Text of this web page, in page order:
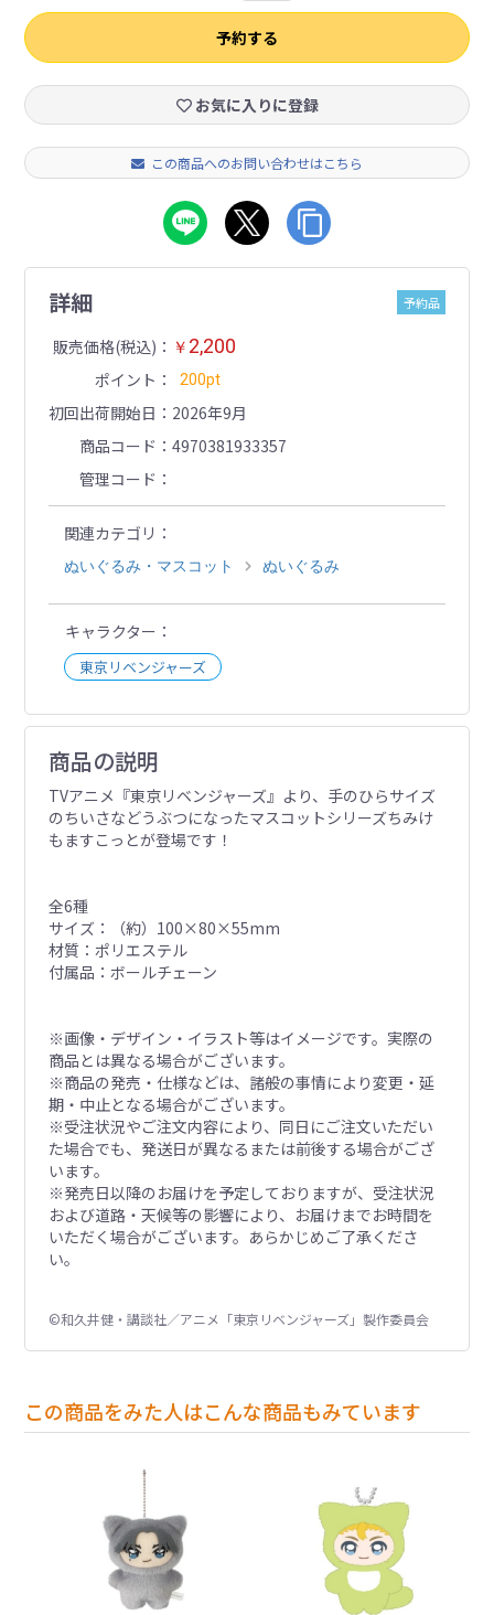
予約する
お気に入りに登録
この商品へのお問い合わせはこちら
詳細 予約品
販売価格(税込) ￥ 2,200
ポイント 200pt
初回出荷開始日
2026年9月
商品コード
4970381933357
管理コード
関連カテゴリ
ぬいぐるみ・マスコット ぬいぐるみ
キャラクター
東京リベンジャーズ
商品の説明
TVアニメ『東京リベンジャーズ』より、手のひらサイズ
のちいさなどうぶつになったマスコットシリーズちみけ
もますこっとが登場です！
全6種
サイズ：（約）100×80×55mm
材質：ポリエステル
付属品：ボールチェーン
※画像・デザイン・イラスト等はイメージです。実際の
商品とは異なる場合がございます。
※商品の発売・仕様などは、諸般の事情により変更・延
期・中止となる場合がございます。
※受注状況やご注文内容により、同日にご注文いただい
た場合でも、発送日が異なるまたは前後する場合がござ
います。
※発売日以降のお届けを予定しておりますが、受注状況
および道路・天候等の影響により、お届けまでお時間を
いただく場合がございます。あらかじめご了承くださ
い。
©和久井健・講談社／アニメ「東京リベンジャーズ」製作委員会
この商品をみた人はこんな商品もみています